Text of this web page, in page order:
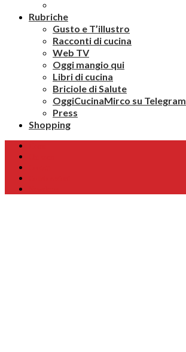
Rubriche
Gusto e T’illustro
Racconti di cucina
Web TV
Oggi mangio qui
Libri di cucina
Briciole di Salute
OggiCucinaMirco su Telegram
Press
Shopping